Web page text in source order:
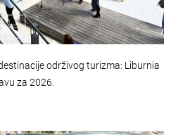
održivog turizma: Liburnia
za 2026.